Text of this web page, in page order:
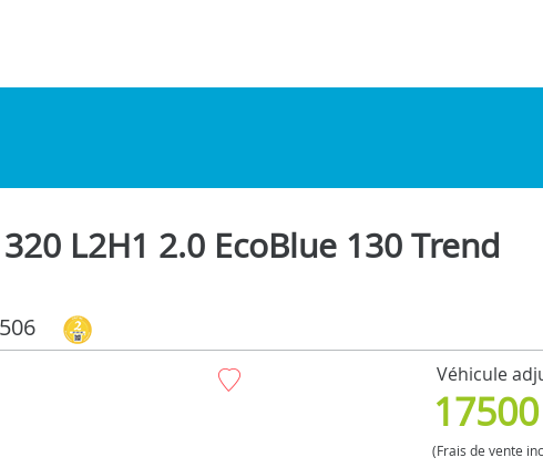
L2H1 2.0 EcoBlue 130 Trend
Véhicule
(Frais de vente